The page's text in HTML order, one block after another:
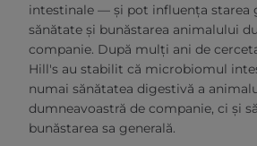
intestinale — și pot influența starea
sănătate și bunăstarea animalului
companie. După mulți ani de
Hill's au stabilit că microbiomul
numai sănătatea digestivă a
dumneavoastră de companie, ci și
bunăstarea sa generală.